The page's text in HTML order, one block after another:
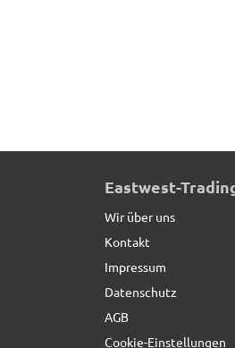
Pflanzkübel der
Eastwest-
Wir über uns
Kontakt
Impressum
Datenschutz
AGB
Cookie-Einstellungen